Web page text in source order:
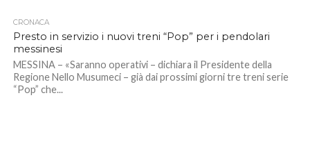
CRONACA
Presto in servizio i nuovi treni “Pop” per i pendolari
messinesi
MESSINA – «Saranno operativi – dichiara il Presidente della
Regione Nello Musumeci – già dai prossimi giorni tre treni serie
“Pop” che...